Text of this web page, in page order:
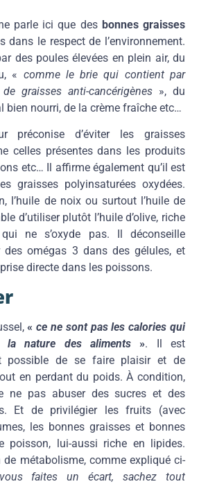
parle ici que desbonnes graisses
dans le respect de l’environnement.
des poules élevées en plein air, du
« comme le brie qui contient par
graisses anti-cancérigènes », du
bien nourri, de la crème fraîche etc…
préconise d’éviter les graisses
celles présentes dans les produits
etc… Il affirme également qu’il est
graisses polyinsaturées oxydées.
l’huile de noix ou surtout l’huile de
d’utiliser plutôt l’huile d’olive, riche
ne s’oxyde pas. Il déconseille
des omégas 3 dans des gélules, et
directe dans les poissons.
«ce ne sont pas les calories qui
la nature des
aliments ». Il est
possible de se faire plaisir et de
en perdant du poids. À condition,
ne pas abuser des sucres et des
Et de privilégier les fruits (avec
les bonnes graisses et bonnes
poisson, lui-aussi riche en lipides.
métabolisme, comme expliqué ci-
faites un écart, sachez tout